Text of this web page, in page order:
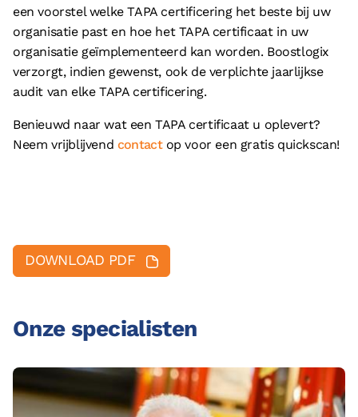
een voorstel welke TAPA certificering het beste bij uw
organisatie past en hoe het TAPA certificaat in uw
organisatie geïmplementeerd kan worden. Boostlogix
verzorgt, indien gewenst, ook de verplichte jaarlijkse
audit van elke TAPA certificering.
Benieuwd naar wat een TAPA certificaat u oplevert?
Neem vrijblijvend contactop voor een gratis quickscan!
DOWNLOAD PDF
Onze specialisten